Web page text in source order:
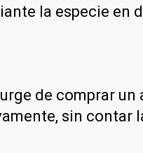
la especie en
de comprar
sin